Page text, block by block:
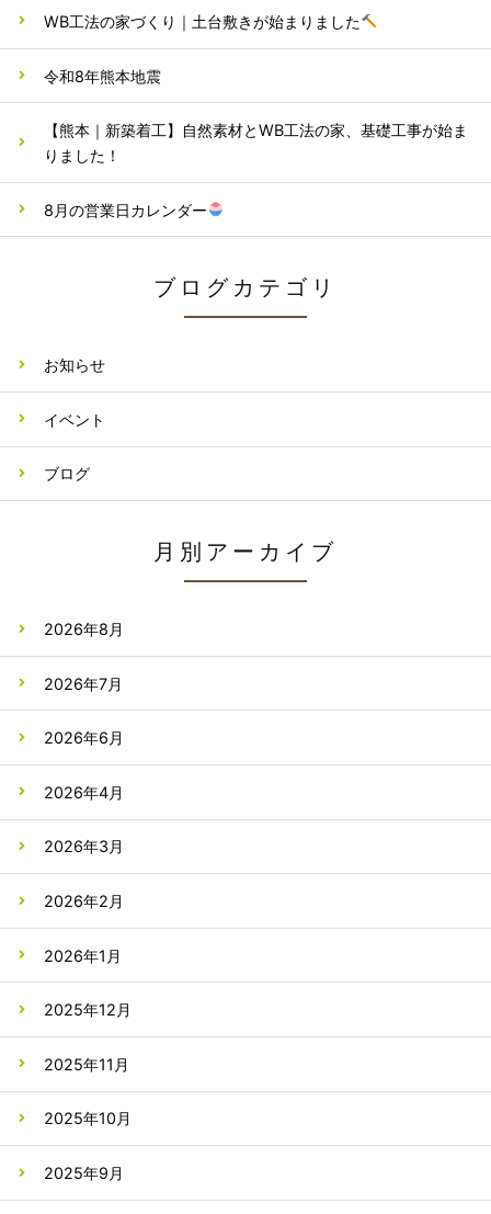
WB工法の家づくり｜土台敷きが始まりました
令和8年熊本地震
【熊本｜新築着工】自然素材とWB工法の家、基礎工事が始ま
りました！
8月の営業日カレンダー
ブログカテゴリ
お知らせ
イベント
ブログ
月別アーカイブ
2026年8月
2026年7月
2026年6月
2026年4月
2026年3月
2026年2月
2026年1月
2025年12月
2025年11月
2025年10月
2025年9月